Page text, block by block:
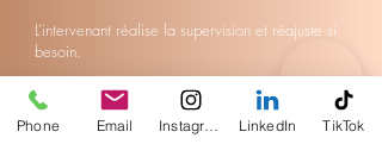
L’intervenant réalise la supervision et réajuste si
besoin.
Alternance des techniques suivantes : Brefs
exposés, quiz,
exercices, situations professionnelles
Phone Email LinkedIn TikTok